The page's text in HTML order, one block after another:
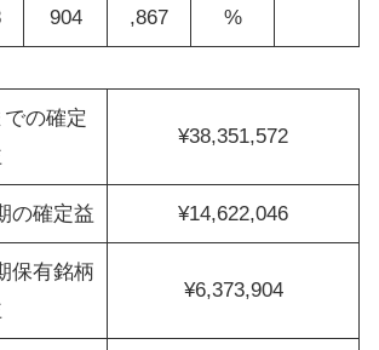
904
,867
%
の確定
¥38,351,572
の確定益 ¥14,622,046
保有銘柄
¥6,373,904